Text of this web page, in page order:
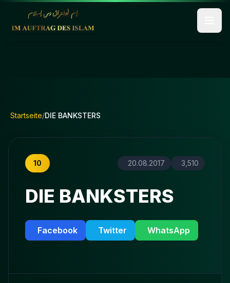
Startseite/DIE BANKSTERS
10 20.08.2017 3,510
DIE BANKSTERS
Facebook Twitter WhatsApp